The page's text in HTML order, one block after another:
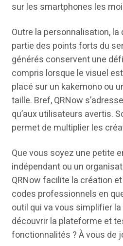
sur les smartphones les
Outre la personnalisation, la
partie des points forts du
générés conservent une
compris lorsque le visuel
placé sur un kakemono ou
taille. Bref, QRNow
qu’aux utilisateurs avertis.
permet de multiplier les
Que vous soyez une petite
indépendant ou un
QRNow facilite la création
codes professionnels en
outil qui va vous simplifier
découvrir la plateforme et
fonctionnalités ? À vous de